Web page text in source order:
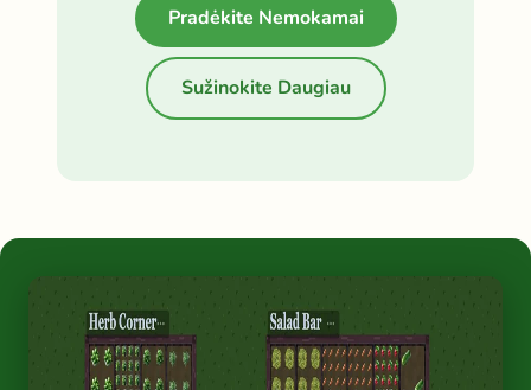
Pradėkite Nemokamai
Sužinokite Daugiau